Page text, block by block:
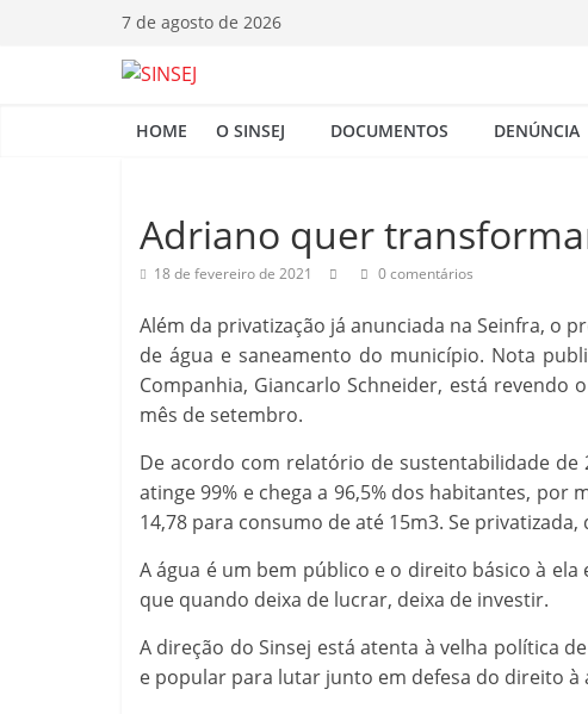
7 de agosto de 2026
S
N
S
E
HOME O SINSEJ DOCUMENTOS DENÚNCIA
Adriano quer
18 de fevereiro de 2021 0 comentários
Além da privatização já anunciada na Seinfra, o
de água e saneamento do município. Nota
Companhia, Giancarlo Schneider, está
mês de setembro.
De acordo com relatório de sustentabilidade
atinge 99% e chega a 96,5% dos habitantes, por
14,78 para consumo de até 15m3. Se
A água é um bem público e o direito básico à
que quando deixa de lucrar, deixa de investir.
A direção do Sinsej está atenta à velha política
e popular para lutar junto em defesa do direito